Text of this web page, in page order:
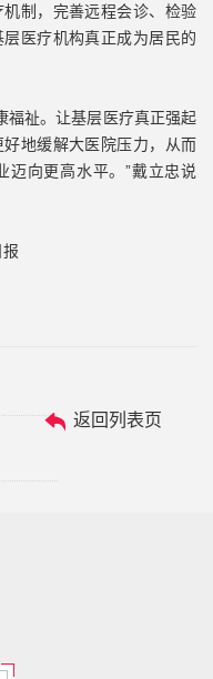
制，完善远程会诊、检验
医疗机构真正成为居民的
祉。让基层医疗真正强起
地缓解大医院压力，从而
迈向更高水平。”戴立忠说
返回列表页